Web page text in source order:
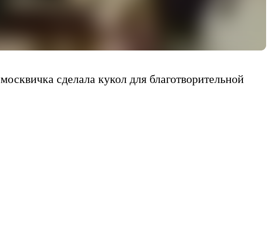
москвичка сделала кукол для благотворительной